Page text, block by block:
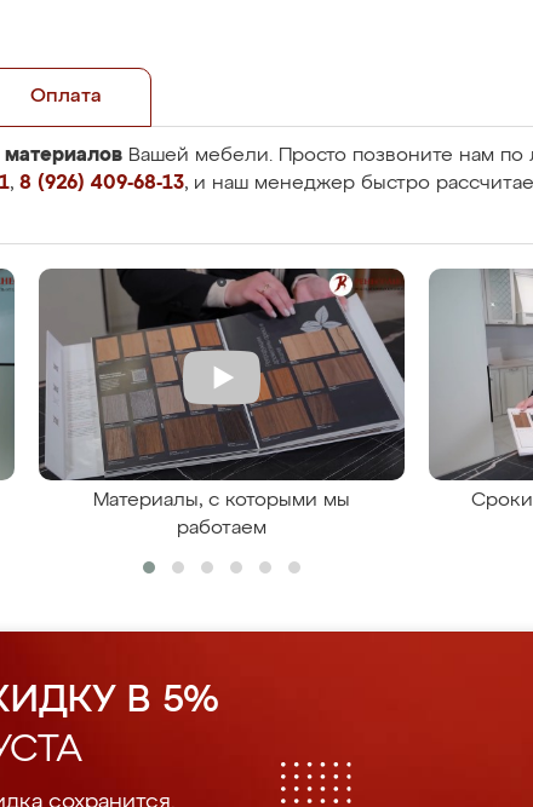
Оплата
Вашей мебели. Просто позвоните нам
, 8 (926) 409-68-13, и наш менеджер быстро
Материалы, с которыми мы
работаем
В 5%
сохранится.